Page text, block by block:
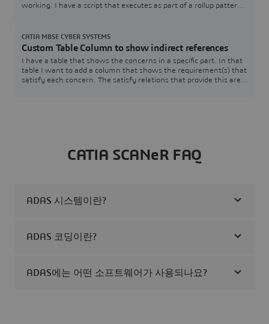
working. I have a script that executes as part of a rollup pattern
the lookup. The simulation works just fine when executed within
Cameo.Here is a
Custom Table Column to show indirect references
I have a table that shows the concerns in a specific part. In that
table I want to add a column that shows the requirement(s) that
satisfy each concern. The satisfy relations that provide this are
CATIA MBSE CYBER SYSTEMS
CATIA SCANeR FAQ
ADAS 시스템이란?
ADAS 코딩이란?
ADAS에는 어떤 소프트웨어가 사용되나요?